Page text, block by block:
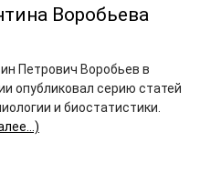
Воробьева
Петрович Воробьев в
опубликовал серию статей
и биостатистики.